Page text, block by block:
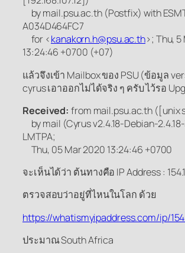
by mail.psu.ac.th (Postfix) with
A034D464FC7
for <kanakorn.h@psu.ac.th>; Thu,
13:24:46 +0700 (+07)
แล้วจึงเข้า Mailbox ของ PSU (ข้อมูล
cyrus เอาออกไม่ได้จริง ๆ ครับ ไว้รอ
Received: from mail.psu.ac.th ([unix
by mail (Cyrus v2.4.18-Debian-
LMTPA;
Thu, 05 Mar 2020 13:24:46 +0700
จะเห็นได้ว่า ต้นทางคือ IP Address :
ตรวจสอบว่าอยู่ที่ไหนในโลก ด้วย
https://whatismyipaddress.com/ip/
ประมาณ South Africa